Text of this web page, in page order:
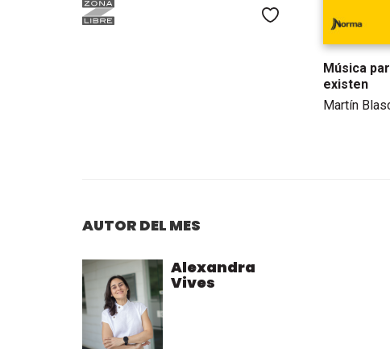
Música
existen
Martín
AUTOR DEL MES
Alexandra
Vives